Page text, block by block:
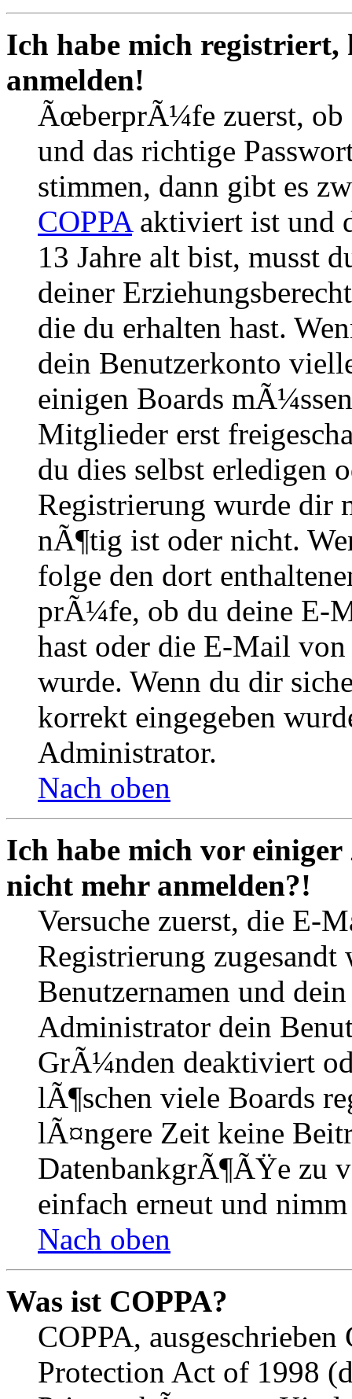
Ich habe mich
anmelden!
ÃœberprÃ¼fe zuerst, ob
und das richtige
stimmen, dann gibt es
COPPAaktiviert ist und
13 Jahre alt bist, musst
deiner
die du erhalten hast.
dein Benutzerkonto
einigen Boards
Mitglieder erst
du dies selbst erledigen
Registrierung wurde dir
nÃ¶tig ist oder nicht.
folge den dort
prÃ¼fe, ob du deine E-
hast oder die E-Mail
wurde. Wenn du dir
korrekt eingegeben
Administrator.
Nach oben
Ich habe mich vor
nicht mehr anmelden?!
Versuche zuerst, die E-
Registrierung
Benutzernamen und
Administrator dein
GrÃ¼nden deaktiviert
lÃ¶schen viele Boards
lÃ¤ngere Zeit keine
DatenbankgrÃ¶ÃŸe zu
einfach erneut und
Nach oben
Was ist COPPA?
COPPA,
Protection Act of 1998